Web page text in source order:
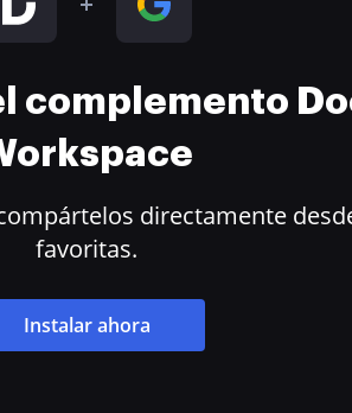
complemento
directamente
favoritas.
Instalar ahora